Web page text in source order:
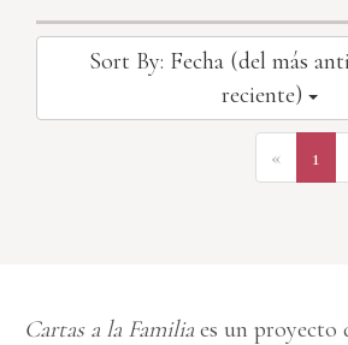
Sort By: Fecha (del más
reciente)
« 1
Cartas a la Familiaes un proyecto